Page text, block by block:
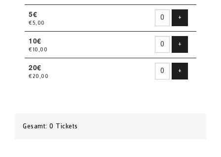
5€
€5,00
+
10€
€10,00
+
20€
€20,00
+
Gesamt: 0 Tickets